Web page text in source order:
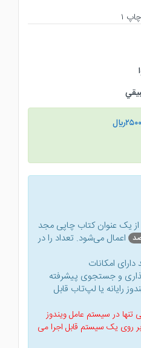
یک عنوان کتاب‌ چاپی مجد
اعمال می‌شود. تعداد را در
امکانات
و جستجوی پیشرفته
رایانه یا لپ‌تاب قابل
تنها در سیستم عامل ویندوز
روی یک سیستم قابل اجرا می